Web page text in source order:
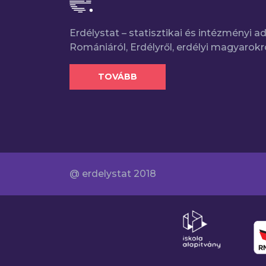
Erdélystat – statisztikai és intézményi
Romániáról, Erdélyről, erdélyi
TOVÁBB
@ erdelystat 2018